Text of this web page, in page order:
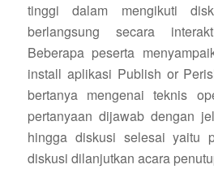
tinggi dalam mengikuti
berlangsung secara
Beberapa peserta
install aplikasi Publish or
bertanya mengenai teknis
pertanyaan dijawab dengan
hingga diskusi selesai yaitu
diskusi dilanjutkan acara